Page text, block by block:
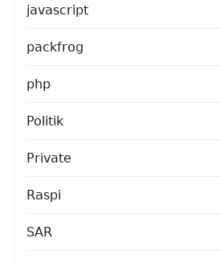
javascript
packfrog
php
Politik
Private
Raspi
SAR